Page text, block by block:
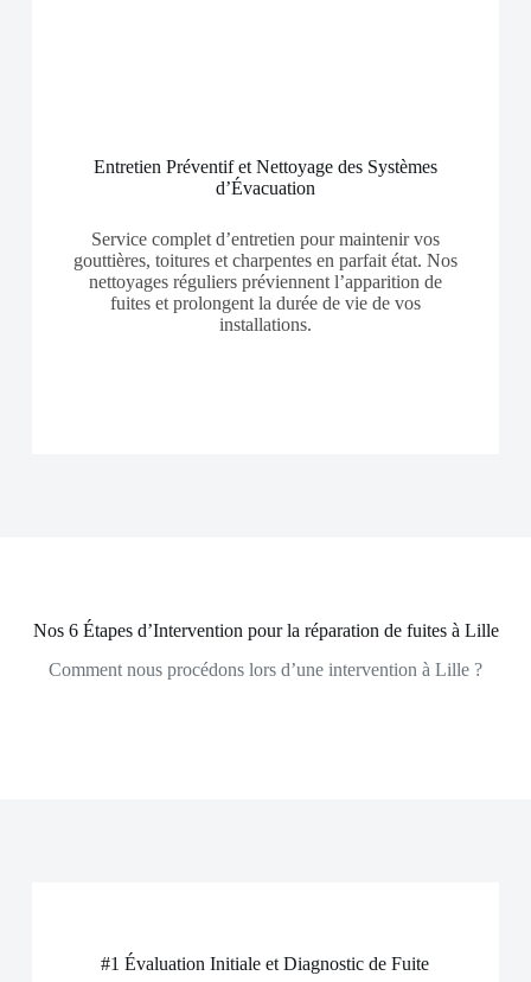
Entretien Préventif et Nettoyage des Systèmes
d’Évacuation
Service complet d’entretien pour maintenir vos
gouttières, toitures et charpentes en parfait état. Nos
nettoyages réguliers préviennent l’apparition de
fuites et prolongent la durée de vie de vos
installations.
Nos 6 Étapes d’Intervention pour la réparation de fuites à Lille
Comment nous procédons lors d’une intervention à Lille ?
#1 Évaluation Initiale et Diagnostic de Fuite